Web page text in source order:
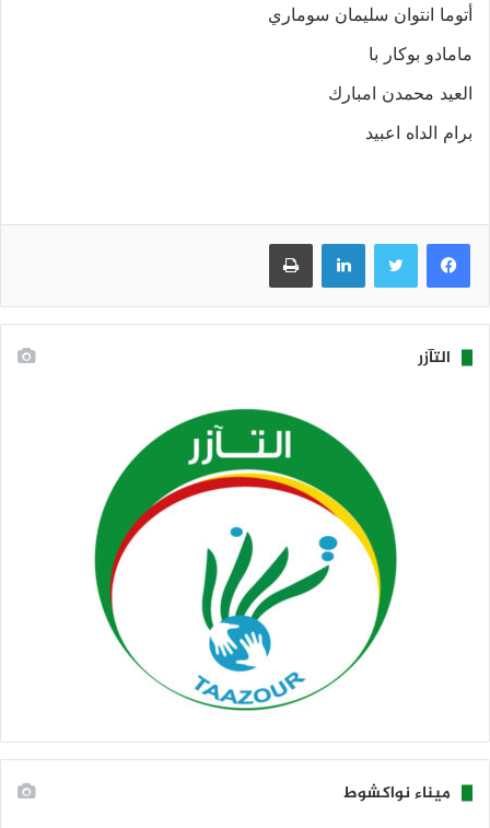
أتوما انتوان سليمان سوماري
مامادو بوكار با
العيد محمدن امبارك
برام الداه اعبيد
فيسبوك تويتر لينكدإن طباعة
التآزر
ميناء نواكشوط